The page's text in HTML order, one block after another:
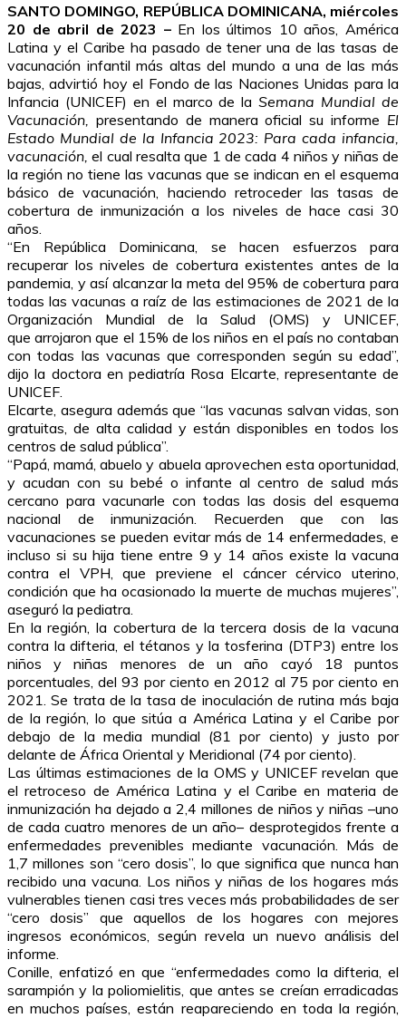
SANTO DOMINGO, REPÚBLICA DOMINICANA, miércoles
20 de abril de 2023 –En los últimos 10 años, América
Latina y el Caribe ha pasado de tener una de las tasas de
vacunación infantil más altas del mundo a una de las más
bajas, advirtió hoy el Fondo de las Naciones Unidas para la
Infancia (UNICEF) en el marco de laSemana Mundial de
Vacunación, presentando de manera oficial su informe El
Estado Mundial de la Infancia 2023: Para cada infancia,
vacunación,el cual resalta que 1 de cada 4 niños y niñas de
la región no tiene las vacunas que se indican en el esquema
básico de vacunación, haciendo retroceder las tasas de
cobertura de inmunización a los niveles de hace casi 30
años.
“En República Dominicana, se hacen esfuerzos para
recuperar los niveles de cobertura existentes antes de la
pandemia, y así alcanzar la meta del 95% de cobertura para
todas las vacunas a raíz de las estimaciones de 2021 de la
Organización Mundial de la Salud (OMS) y UNICEF,
que arrojaron que el 15% de los niños en el país no contaban
con todas las vacunas que corresponden según su edad”,
dijo la doctora en pediatría Rosa Elcarte, representante de
UNICEF.
Elcarte, asegura además que “las vacunas salvan vidas, son
gratuitas, de alta calidad y están disponibles en todos los
centros de salud pública”.
“Papá, mamá, abuelo y abuela aprovechen esta oportunidad,
y acudan con su bebé o infante al centro de salud más
cercano para vacunarle con todas las dosis del esquema
nacional de inmunización. Recuerden que con las
vacunaciones se pueden evitar más de 14 enfermedades, e
incluso si su hija tiene entre 9 y 14 años existe la vacuna
contra el VPH, que previene el cáncer cérvico uterino,
condición que ha ocasionado la muerte de muchas mujeres”,
aseguró la pediatra.
En la región, la cobertura de la tercera dosis de la vacuna
contra la difteria, el tétanos y la tosferina (DTP3) entre los
niños y niñas menores de un año cayó 18 puntos
porcentuales, del 93 por ciento en 2012 al 75 por ciento en
2021. Se trata de la tasa de inoculación de rutina más baja
de la región, lo que sitúa a América Latina y el Caribe por
debajo de la media mundial (81 por ciento) y justo por
delante de África Oriental y Meridional (74 por ciento).
Las últimas estimaciones de la OMS y UNICEF revelan que
el retroceso de América Latina y el Caribe en materia de
inmunización ha dejado a 2,4 millones de niños y niñas –uno
de cada cuatro menores de un año– desprotegidos frente a
enfermedades prevenibles mediante vacunación. Más de
1,7 millones son “cero dosis”, lo que significa que nunca han
recibido una vacuna. Los niños y niñas de los hogares más
vulnerables tienen casi tres veces más probabilidades de ser
“cero dosis” que aquellos de los hogares con mejores
ingresos económicos, según revela un nuevo análisis del
informe.
Conille, enfatizó en que “enfermedades como la difteria, el
sarampión y la poliomielitis, que antes se creían erradicadas
en muchos países, están reapareciendo en toda la región,